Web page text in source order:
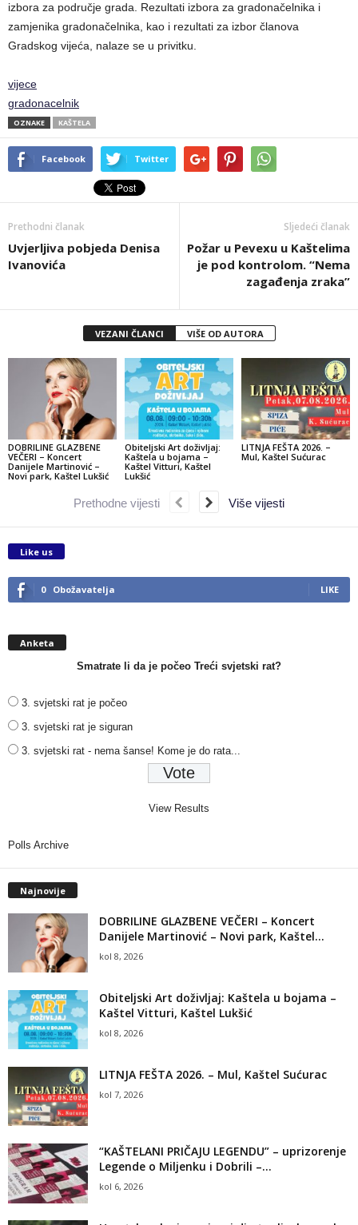
izbora za područje grada. Rezultati izbora za gradonačelnika i
zamjenika gradonačelnika, kao i rezultati za izbor članova
Gradskog vijeća, nalaze se u privitku.
vijece
gradonacelnik
OZNAKE KAŠTELA
Facebook Twitter
Prethodni članak
Uvjerljiva pobjeda Denisa
Ivanovića
Sljedeći članak
Požar u Pevexu u Kaštelima
je pod kontrolom. “Nema
zagađenja zraka”
VEZANI ČLANCI VIŠE OD AUTORA
DOBRILINE GLAZBENE
VEČERI – Koncert
Danijele Martinović –
Novi park, Kaštel Lukšić
Obiteljski Art doživljaj:
Kaštela u bojama –
Kaštel Vitturi, Kaštel
Lukšić
LITNJA FEŠTA 2026. –
Mul, Kaštel Sućurac
Prethodne vijesti Više vijesti
Like us
0 Obožavatelja LIKE
Anketa
Smatrate li da je počeo Treći svjetski rat?
3. svjetski rat je počeo
3. svjetski rat je siguran
3. svjetski rat - nema šanse! Kome je do rata...
View Results
Polls Archive
Najnovije
DOBRILINE GLAZBENE VEČERI – Koncert
Danijele Martinović – Novi park, Kaštel...
kol 8, 2026
Obiteljski Art doživljaj: Kaštela u bojama –
Kaštel Vitturi, Kaštel Lukšić
kol 8, 2026
LITNJA FEŠTA 2026. – Mul, Kaštel Sućurac
kol 7, 2026
“KAŠTELANI PRIČAJU LEGENDU” – uprizorenje
Legende o Miljenku i Dobrili –...
kol 6, 2026